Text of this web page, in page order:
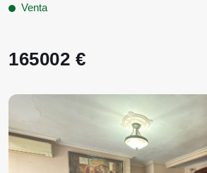
Venta
165002 €